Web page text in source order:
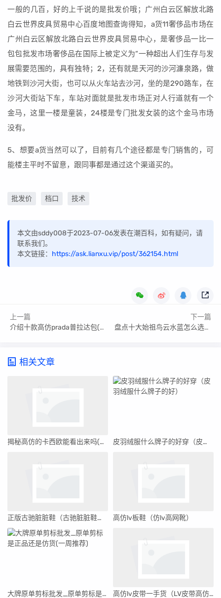
一般的几百，好的上千说的是批发价哦；广州白云区解放北路
白云世界皮具贸易中心百度地图查询得知，a货11奢侈品市场在
广州白云区解放北路白云世界皮具贸易中心，是奢侈品一比一
包包批发市场奢侈品在国际上被定义为“一种超出人们生存与发
展需要范围的，具有独特；2，还有就是天河的沙河濂泉路，做
地铁到沙河大街，也可以从火车站去沙河，坐的是290路车，在
沙河大街站下车，车站对面就是批发市场正对人行道就有一个
金马，这里一楼是童装，24楼是专门批发女装的这个金马市场
没有。
5、想要a货当然可以了，目前有几个途径都是专门销售的，可
能楼主平时不留意，跟同事都是通过这个渠道买的。
批发价 档口 技术
本文由sddy008于2023-07-06发表在潮百科，如有疑问，请
联系我们。
本文链接： https://ask.lianxu.vip/post/362154.html
上一篇
介绍十款高仿prada普拉达包(Prada普拉达包包原单货,做对版专柜款各细节原厂品质)
下一篇
盘点十大始祖鸟云水蓝怎么选码_始祖鸟 skyline ls
相关文章
揭秘高仿的卡西欧能看出来吗(高仿的卡西欧和正品的里面一样吗) 皮羽绒服什么牌子的好穿（皮羽绒服什么牌子的好）
正版古驰脏脏鞋（古驰脏脏鞋高仿） 高仿lv板鞋（仿lv高网靴）
大牌原单剪标批发_原单剪标是正品还是仿货(一周推荐) 高仿lv皮带一手货（LV皮带高仿批发价格）